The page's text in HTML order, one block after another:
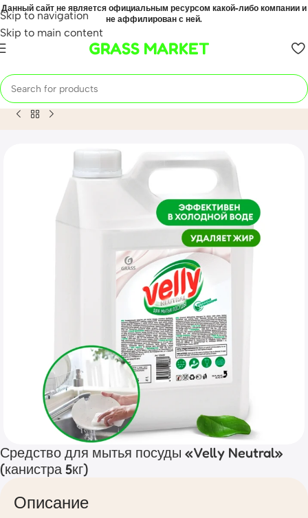
Skip to navigation
Skip to main content
Данный сайт не является официальным ресурсом какой-либо компании и
не аффилирован с ней.
GRASS MARKET
Home Mahsulot Средство для мытья посуды «Velly
Средство для мытья посуды «Velly Neutral»
(канистра 5кг)
Описание